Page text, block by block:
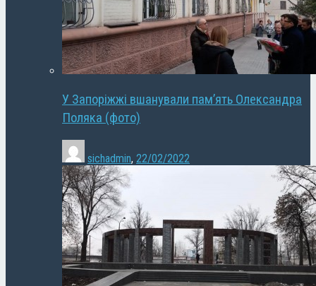
У Запоріжжі вшанували пам’ять Олександра
Поляка (фото)
sichadmin, 22/02/2022